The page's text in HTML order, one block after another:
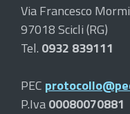
Via Francesco
97018 Scicli (RG)
Tel. 0932 839111
PEC
P.Iva00080070881